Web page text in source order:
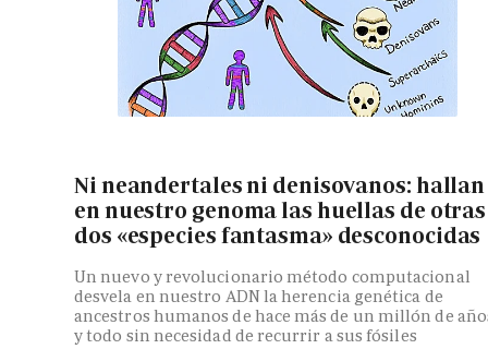
Ni neandertales ni denisovanos: hallan
en nuestro genoma las huellas de otras
dos «especies fantasma» desconocidas
Un nuevo y revolucionario método computacional
desvela en nuestro ADN la herencia genética de
ancestros humanos de hace más de un millón de
y todo sin necesidad de recurrir a sus fósiles